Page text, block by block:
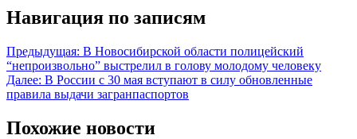
Навигация по записям
Предыдущая: В Новосибирской области полицейский
“непроизвольно” выстрелил в голову молодому человеку
Далее: В России с 30 мая вступают в силу обновленные
правила выдачи загранпаспортов
Похожие новости